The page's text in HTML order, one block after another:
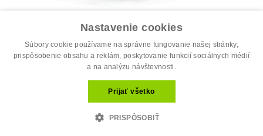
Najobľúbenejšie
Nastavenie cookies
Súbory cookie používame na správne fungovanie našej stránky,
prispôsobenie obsahu a reklám, poskytovanie funkcií sociálnych médií
a na analýzu návštevnosti.
Prijať všetko
PRISPÔSOBIŤ